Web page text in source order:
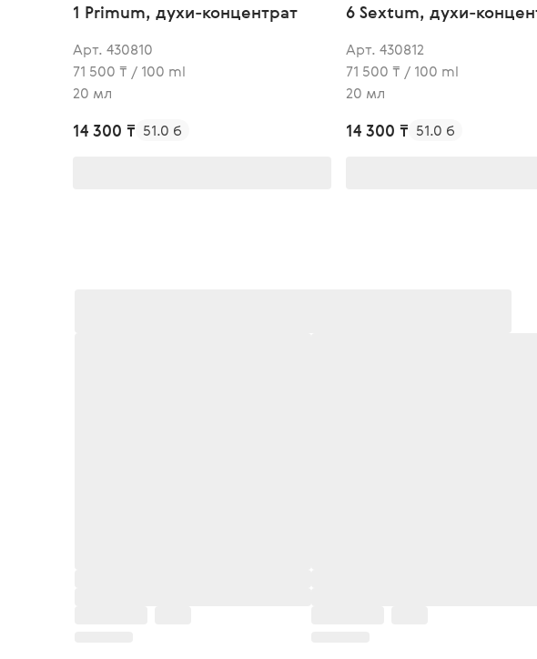
1 Primum, духи-концентрат
Арт. 430810
71 500 ₸ / 100 ml
20 мл
14 300 ₸ 51.0 б
6 Sextum, духи-
Арт. 430812
71 500 ₸ / 100 ml
20 мл
14 300 ₸ 51.0 б